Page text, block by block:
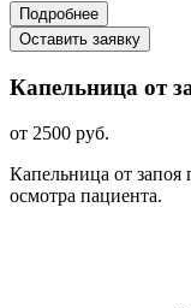
Подробнее
Оставить заявку
Капельница от
от 2500 руб.
Капельница от запоя
осмотра пациента.